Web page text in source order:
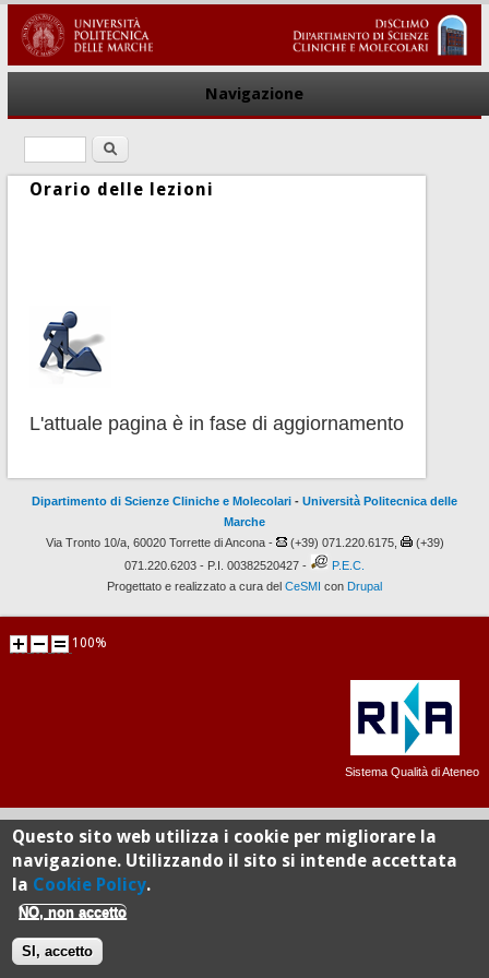
Navigazione
Form di ricerca
Ricerca
Orario delle lezioni
L'attuale pagina è in fase di aggiornamento
Dipartimento di Scienze Cliniche e Molecolari - Università Politecnica delle
Marche
Via Tronto 10/a, 60020 Torrette di Ancona -
(+39) 071.220.6175,
(+39)
071.220.6203 - P.I. 00382520427 -
P.E.C.
Progettato e realizzato a cura del CeSMI con Drupal
100%
Sistema Qualità di Ateneo
Questo sito web utilizza i cookie per migliorare la
navigazione. Utilizzando il sito si intende accettata
la Cookie Policy.
NO, non accetto
SI, accetto